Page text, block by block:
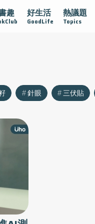
趣 好生活
GoodLife
熱議題
Topics
認識攝護腺肥大
針眼 三伏貼